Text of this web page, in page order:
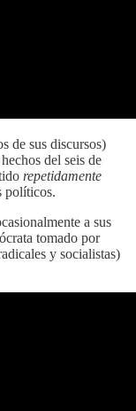
de sus discursos)
del seis de
repetidamente
políticos.
a sus
tomado por
y socialistas)